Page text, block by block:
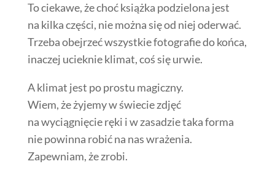
To ciekawe, że choć książka podzielona jest
na kilka części, nie można się od niej oderwać.
Trzeba obejrzeć wszystkie fotografie do końca,
inaczej ucieknie klimat, coś się urwie.
A klimat jest po prostu magiczny.
Wiem, że żyjemy w świecie zdjęć
na wyciągnięcie ręki i w zasadzie taka forma
nie powinna robić na nas wrażenia.
Zapewniam, że zrobi.